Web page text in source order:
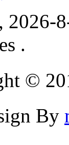
2026-
.
©
By